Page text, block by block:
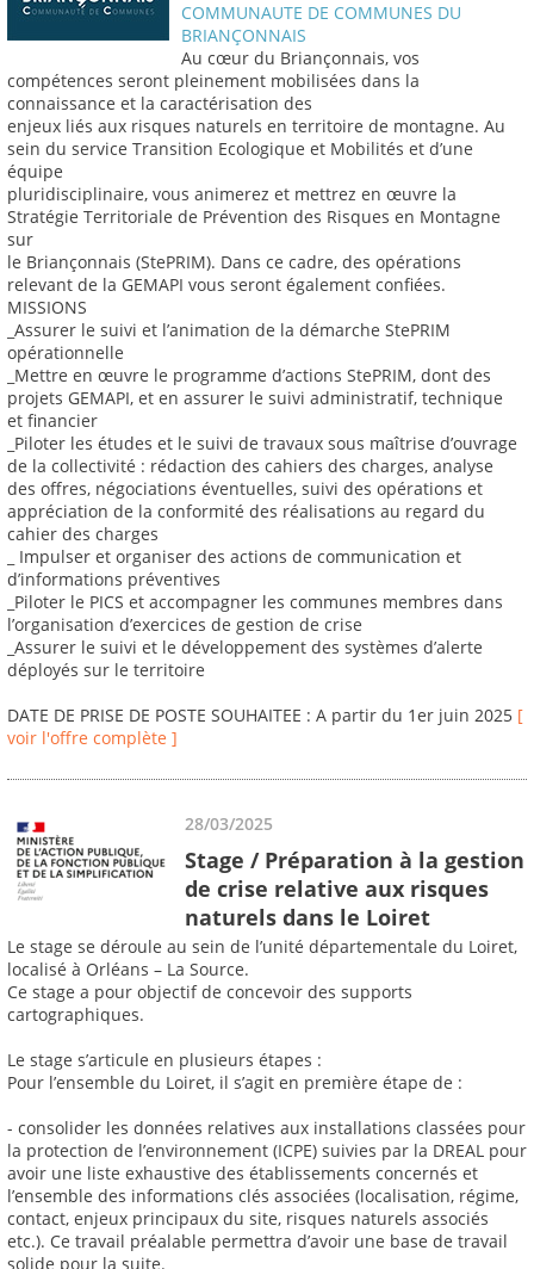
COMMUNAUTE DE COMMUNES DU
BRIANÇONNAIS
Au cœur du Briançonnais, vos
compétences seront pleinement mobilisées dans la
connaissance et la caractérisation des
enjeux liés aux risques naturels en territoire de montagne. Au
sein du service Transition Ecologique et Mobilités et d’une
équipe
pluridisciplinaire, vous animerez et mettrez en œuvre la
Stratégie Territoriale de Prévention des Risques en Montagne
sur
le Briançonnais (StePRIM). Dans ce cadre, des opérations
relevant de la GEMAPI vous seront également confiées.
MISSIONS
_Assurer le suivi et l’animation de la démarche StePRIM
opérationnelle
_Mettre en œuvre le programme d’actions StePRIM, dont des
projets GEMAPI, et en assurer le suivi administratif, technique
et financier
_Piloter les études et le suivi de travaux sous maîtrise d’ouvrage
de la collectivité : rédaction des cahiers des charges, analyse
des offres, négociations éventuelles, suivi des opérations et
appréciation de la conformité des réalisations au regard du
cahier des charges
_ Impulser et organiser des actions de communication et
d’informations préventives
_Piloter le PICS et accompagner les communes membres dans
l’organisation d’exercices de gestion de crise
_Assurer le suivi et le développement des systèmes d’alerte
déployés sur le territoire
DATE DE PRISE DE POSTE SOUHAITEE : A partir du 1er juin 2025 [
voir l'offre complète ]
28/03/2025
Stage / Préparation à la gestion
de crise relative aux risques
naturels dans le Loiret
Le stage se déroule au sein de l’unité départementale du Loiret,
localisé à Orléans – La Source.
Ce stage a pour objectif de concevoir des supports
cartographiques.
Le stage s’articule en plusieurs étapes :
Pour l’ensemble du Loiret, il s’agit en première étape de :
- consolider les données relatives aux installations classées pour
la protection de l’environnement (ICPE) suivies par la DREAL pour
avoir une liste exhaustive des établissements concernés et
l’ensemble des informations clés associées (localisation, régime,
contact, enjeux principaux du site, risques naturels associés
etc.). Ce travail préalable permettra d’avoir une base de travail
solide pour la suite.